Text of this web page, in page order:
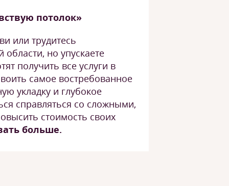
потолок»
или трудитесь
но упускаете
получить все услуги в
самое востребованное
укладку и глубокое
справляться со сложными,
стоимость своих
больше.